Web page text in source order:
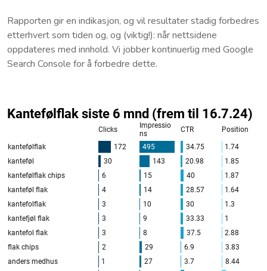
Rapporten gir en indikasjon, og vil resultater stadig forbedres
etterhvert som tiden og, og (viktig!): når nettsidene
oppdateres med innhold. Vi jobber kontinuerlig med Google
Search Console for å forbedre dette.